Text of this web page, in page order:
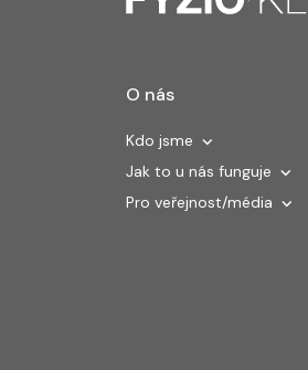
O nás
Kdo jsme
Jak to u nás funguje
Pro veřejnost/média